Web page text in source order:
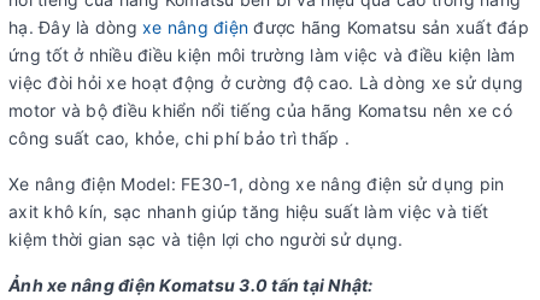
hạ. Đây là dòng xe nâng điện được hãng Komatsu sản xuất đáp
ứng tốt ở nhiều điều kiện môi trường làm việc và điều kiện làm
việc đòi hỏi xe hoạt động ở cường độ cao. Là dòng xe sử dụng
motor và bộ điều khiển nổi tiếng của hãng Komatsu nên xe có
công suất cao, khỏe, chi phí bảo trì thấp .
Xe nâng điện Model: FE30-1, dòng xe nâng điện sử dụng pin
axit khô kín, sạc nhanh giúp tăng hiệu suất làm việc và tiết
kiệm thời gian sạc và tiện lợi cho người sử dụng.
Ảnh xe nâng điện Komatsu 3.0 tấn tại Nhật: